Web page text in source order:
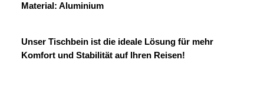
Material: Aluminium
Unser Tischbein ist die ideale Lösung für mehr
Komfort und Stabilität auf Ihren Reisen!